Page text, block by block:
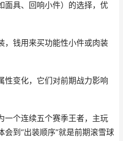
面具、回响小件）的选择，优
，钱用来买功能性小件或肉装
性变化，它们对前期战力影响
一个连续五个赛季王者，主玩
会到“出装顺序”就是前期滚雪球